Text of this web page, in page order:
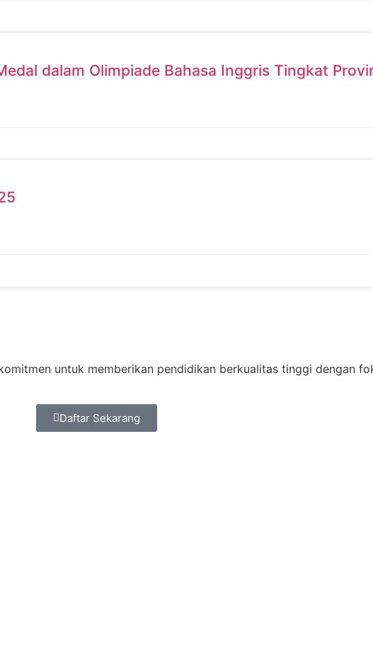
dalam Olimpiade Bahasa Inggris Tingkat
untuk memberikan pendidikan berkualitas tinggi dengan
Daftar Sekarang